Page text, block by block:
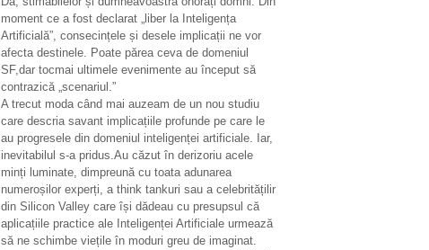
moment ce a fost declarat „liber la Inteligența
Artificială”, consecințele și desele implicații ne vor
afecta destinele. Poate părea ceva de domeniul
SF,dar tocmai ultimele evenimente au început să
contrazică „scenariul.”
A trecut moda când mai auzeam de un nou studiu
care descria savant implicațiile profunde pe care le
au progresele din domeniul inteligenței artificiale. Iar,
inevitabilul s-a pridus.Au căzut în derizoriu acele
minți luminate, dimpreună cu toata adunarea
numeroșilor experți, a think tankuri sau a celebritățilir
din Silicon Valley care își dădeau cu presupsul că
aplicațiile practice ale Inteligenței Artificiale urmează
să ne schimbe viețile în moduri greu de imaginat.